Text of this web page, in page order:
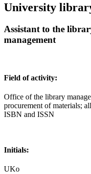
University
​Assistant to the
management
Field of activity:
Office of the library
procurement of materials;
ISBN and ISSN
Initials:
UKo